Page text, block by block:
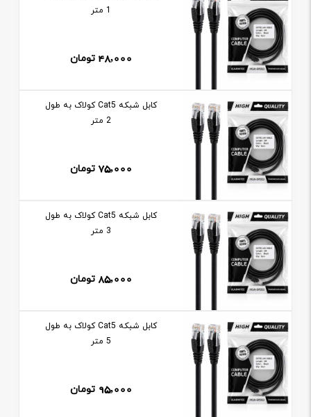
1 متر
48,000 تومان
کابل شبکه Cat5 کولاک به طول
2 متر
75,000 تومان
کابل شبکه Cat5 کولاک به طول
3 متر
85,000 تومان
کابل شبکه Cat5 کولاک به طول
5 متر
95,000 تومان